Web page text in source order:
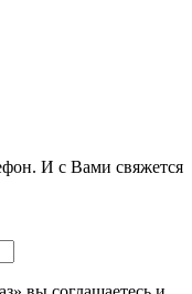
И с Вами свяжется